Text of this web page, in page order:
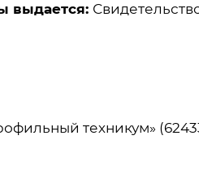
выдается:
техникум»